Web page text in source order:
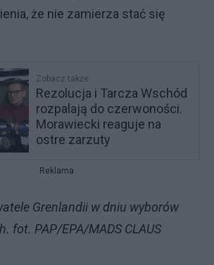
że nie zamierza stać się
Zobacz także
Rezolucja i Tarcza Wschód
rozpalają do czerwoności.
Morawiecki reaguje na
ostre zarzuty
Reklama
Grenlandii w dniu wyborów
fot. PAP/EPA/MADS CLAUS